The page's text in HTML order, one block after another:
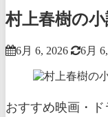
村上春樹の
6月 6, 2026 6月
おすすめ映画・